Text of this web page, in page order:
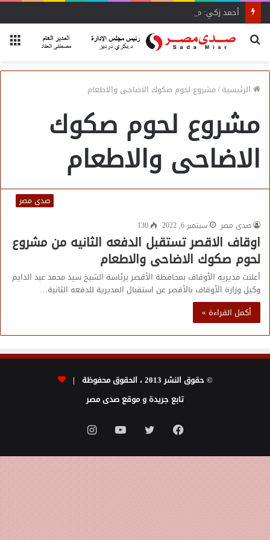
أحمد زكي: مبادرة “مصر تنطلق بالتصدير”
بحث
الرئيسية/مشروع لحوم صكوك الاضاحى والاطعام
مشروع لحوم صكوك
الاضاحى والاطعام
صدى مصر
صدى مصر
سبتمبر 6, 2022 130
اوقاف الاقصر تستقبل الدفعه الثانيه من مشروع
لحوم صكوك الاضاحى والاطعام
أعلنت مديريه الأوقاف بمحافظة الأقصر برئاسة الشيخ سيد محمد عبد الدايم
وكيل وزارة الأوقاف بالأقصر عن استقبال المديرية للدفعه الثانية…
أكمل القراءة »
© حقوق النشر 2013 ، الحقوق محفوظة |
تابع جريدة و موقع صدى مصر
فيسبوك تويتر يوتيوبانستقرام